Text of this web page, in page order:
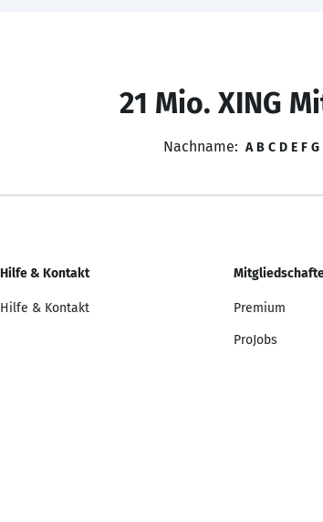
21 Mio. XING
Nachname: A B C D E F G
Hilfe & Kontakt
Hilfe & Kontakt Premium
ProJobs